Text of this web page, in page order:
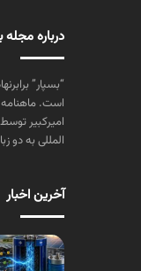
درباره مجله
است. ماهنامه
المللی به دو
آخرین اخبار